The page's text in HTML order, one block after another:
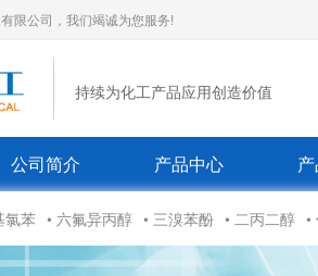
限公司，我们竭诚为您服务!
持续为化工产品应用创造价值
公司简介 产品中心
氯苯 • 六氟异丙醇 • 三溴苯酚 • 二丙二醇 •